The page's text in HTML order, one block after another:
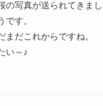
の写真が送られてきまし
です。
まだこれからですね。
い～♪